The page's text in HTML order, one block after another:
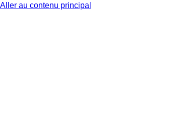
Aller au contenu principal